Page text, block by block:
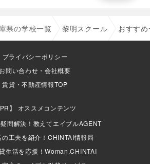
県の学校一覧 黎明スクール おすす
プライバシーポリシー
お問い合わせ・会社概要
賃貸・不動産情報TOP
オススメコンテンツ
問解決！教えてエイブルAGENT
の工夫を紹介！CHINTAI情報局
生活を応援！Woman.CHINTAI